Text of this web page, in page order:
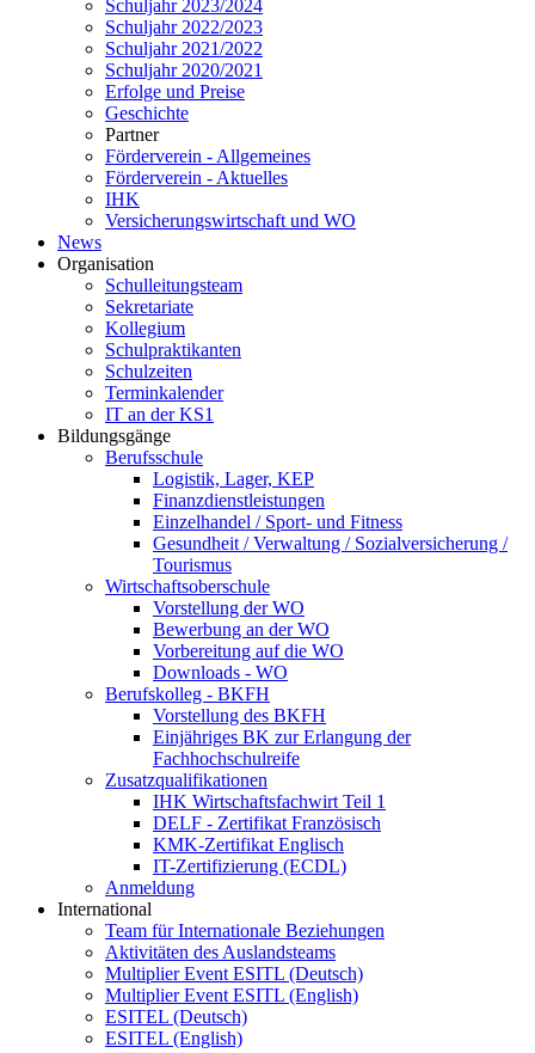
Schuljahr 2023/2024
Schuljahr 2022/2023
Schuljahr 2021/2022
Schuljahr 2020/2021
Erfolge und Preise
Geschichte
Partner
Förderverein - Allgemeines
Förderverein - Aktuelles
IHK
Versicherungswirtschaft und WO
News
Organisation
Schulleitungsteam
Sekretariate
Kollegium
Schulpraktikanten
Schulzeiten
Terminkalender
IT an der KS1
Bildungsgänge
Berufsschule
Logistik, Lager, KEP
Finanzdienstleistungen
Einzelhandel / Sport- und Fitness
Gesundheit / Verwaltung / Sozialversicherung /
Tourismus
Wirtschaftsoberschule
Vorstellung der WO
Bewerbung an der WO
Vorbereitung auf die WO
Downloads - WO
Berufskolleg - BKFH
Vorstellung des BKFH
Einjähriges BK zur Erlangung der
Fachhochschulreife
Zusatzqualifikationen
IHK Wirtschaftsfachwirt Teil 1
DELF - Zertifikat Französisch
KMK-Zertifikat Englisch
IT-Zertifizierung (ECDL)
Anmeldung
International
Team für Internationale Beziehungen
Aktivitäten des Auslandsteams
Multiplier Event ESITL (Deutsch)
Multiplier Event ESITL (English)
ESITEL (Deutsch)
ESITEL (English)